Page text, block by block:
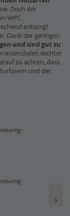
Doch der
WPC
entsorgt
Dank der geringen
und sind gut zu
leichter
zu achten, dass
und der
-